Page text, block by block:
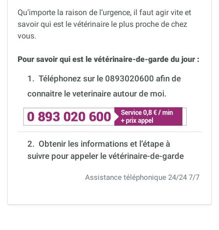
Qu’importe la raison de l’urgence, il faut agir vite et
savoir qui est le vétérinaire le plus proche de chez
vous.
Pour savoir qui est le vétérinaire-de-garde du jour :
1. Téléphonez sur le 0893020600 afin de
connaitre le veterinaire autour de moi.
2. Obtenir les informations et l’étape à
suivre pour appeler le vétérinaire-de-garde
Assistance téléphonique 24/24 7/7